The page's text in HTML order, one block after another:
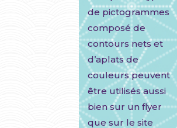
de pictogrammes
composé de
contours nets et
d’aplats de
couleurs peuvent
être utilisés aussi
bien sur un flyer
que sur le site